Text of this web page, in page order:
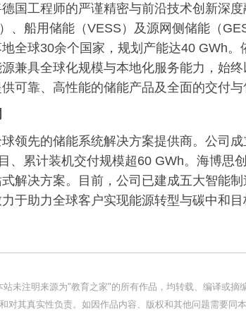
国工程师的严谨精密与前沿技术创新深
、船用储能（VESS）及源网侧储能（
全球30余个国家，规划产能达40 GWh
兼具全球化规模与本地化服务能力，始
可靠、高性能的储能产品及全面的交付与
领先的储能系统解决方案提供商。公司
、累计装机交付规模超60 GWh。海博思
解决方案。目前，公司已建成五大智能
于助力全球客户实现能源转型与碳中和目
站未注明来源为"教育之家"的所有作品，均转载、编译或
对其真实性负责。如因作品内容、版权和其他问题需要同